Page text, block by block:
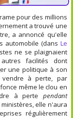
pour des millions
a trouvé une
a annoncé qu'elle
automobile (dans Le
ne se plaignaient
facilités dont
une politique à son
vendre à perte, par
même le clou en
à perte pendant
elle n'aura
régulièrement